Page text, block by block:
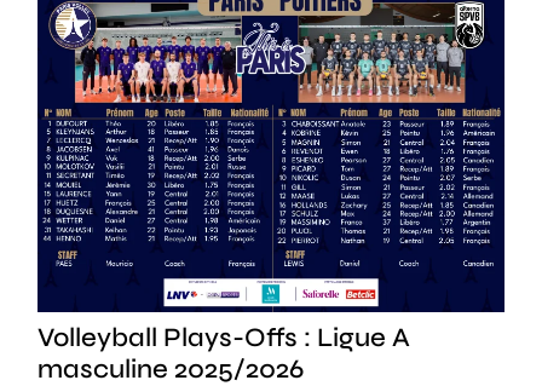
Volleyball Plays-Offs : Ligue A
masculine 2025/2026